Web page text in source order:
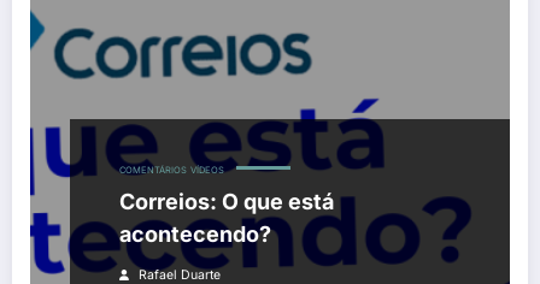
COMENTÁRIOS VÍDEOS
Correios: O que está
acontecendo?
Rafael Duarte